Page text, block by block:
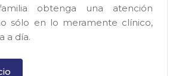
obtenga una atención
sólo en lo meramente clínico,
a día.